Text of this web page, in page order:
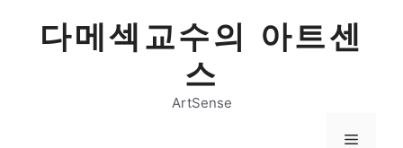
다메섹교수의 아트센
스
ArtSense
Menu